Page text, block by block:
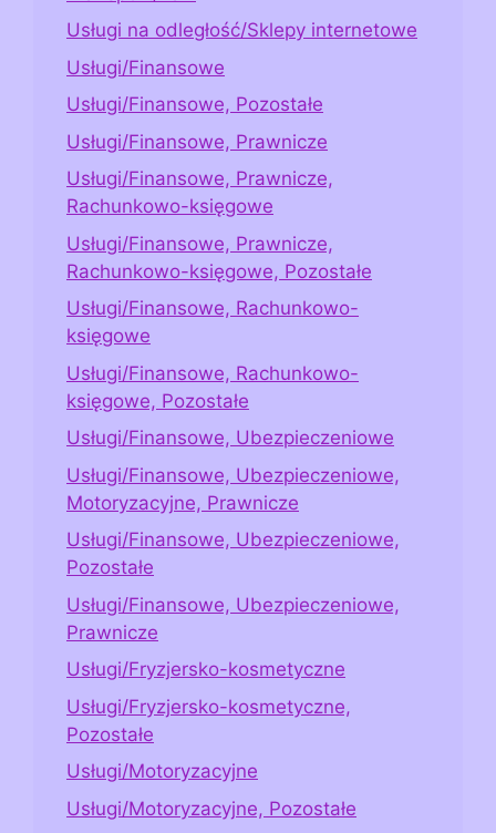
Usługi na odległość/Sklepy internetowe
Usługi/Finansowe
Usługi/Finansowe, Pozostałe
Usługi/Finansowe, Prawnicze
Usługi/Finansowe, Prawnicze,
Rachunkowo-księgowe
Usługi/Finansowe, Prawnicze,
Rachunkowo-księgowe, Pozostałe
Usługi/Finansowe, Rachunkowo-
księgowe
Usługi/Finansowe, Rachunkowo-
księgowe, Pozostałe
Usługi/Finansowe, Ubezpieczeniowe
Usługi/Finansowe, Ubezpieczeniowe,
Motoryzacyjne, Prawnicze
Usługi/Finansowe, Ubezpieczeniowe,
Pozostałe
Usługi/Finansowe, Ubezpieczeniowe,
Prawnicze
Usługi/Fryzjersko-kosmetyczne
Usługi/Fryzjersko-kosmetyczne,
Pozostałe
Usługi/Motoryzacyjne
Usługi/Motoryzacyjne, Pozostałe